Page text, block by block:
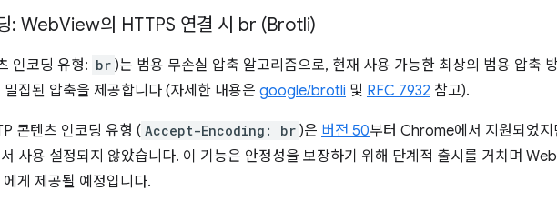
: WebView의 HTTPS 연결 시 br (Brotli)
인코딩 유형: br )는 범용 무손실 압축 알고리즘으로, 현재 사용 가능한 최상의 범용 압축
밀집된 압축을 제공합니다 (자세한 내용은 google/brotli 및 RFC 7932 참고).
콘텐츠 인코딩 유형 ( Accept-Encoding: br )은 버전 50부터 Chrome에서 지원되었지
사용 설정되지 않았습니다. 이 기능은 안정성을 보장하기 위해 단계적 출시를 거치며
게 제공될 예정입니다.